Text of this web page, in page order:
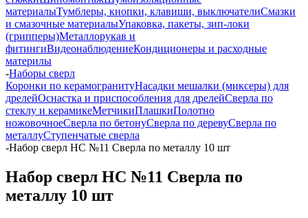
материалыТумблеры, кнопки, клавиши, выключателиСмазки
и смазочные материалыУпаковка, пакеты, зип-локи
(грипперы)Металлорукав и
фитингиВидеонаблюдениеКондиционеры и расходные
материлы
-Наборы сверл
Коронки по керамогранитуНасадки мешалки (миксеры) для
дрелейОснастка и приспособления для дрелейСверла по
стеклу и керамикеМетчикиПлашкиПолотно
ножовочноеСверла по бетонуСверла по деревуСверла по
металлуСтупенчатые сверла
-Набор сверл НС №11 Сверла по металлу 10 шт
Набор сверл НС №11 Сверла по
металлу 10 шт